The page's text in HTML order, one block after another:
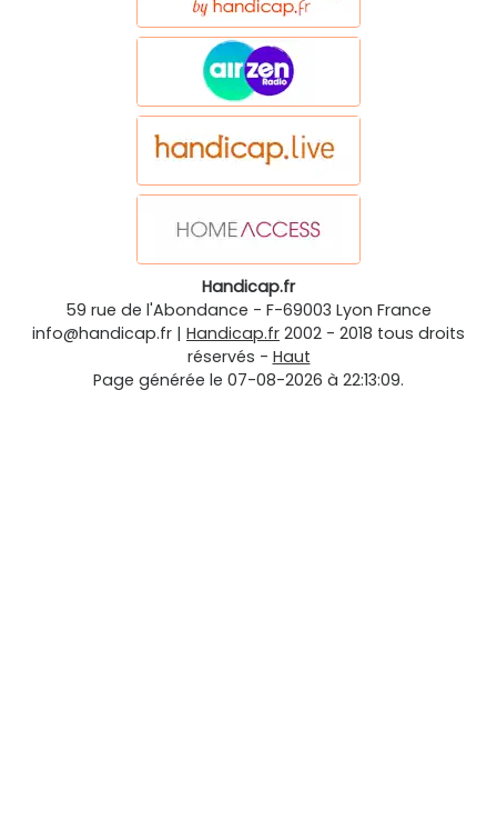
Handicap.fr
59 rue de l'Abondance - F-69003 Lyon France
info@handicap.fr | Handicap.fr 2002 - 2018 tous droits
réservés - Haut
Page générée le 07-08-2026 à 22:13:09.